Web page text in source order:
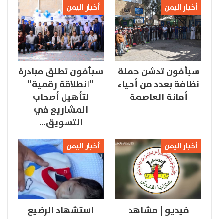
أخبار اليمن
سبأفون تدشن حملة
نظافة بعدد من أحياء
أمانة العاصمة
أخبار اليمن
سبأفون تطلق مبادرة
“انطلاقة رقمية”
لتأهيل أصحاب
المشاريع في
التسويق…
أخبار اليمن
فيديو | مشاهد
أخبار اليمن
استشهاد الرضيع